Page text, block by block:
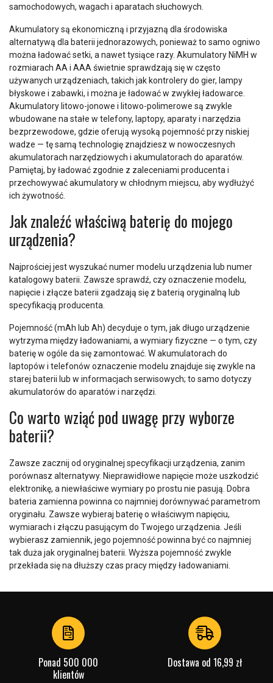
samochodowych, wagach i aparatach słuchowych.
Akumulatory są ekonomiczną i przyjazną dla środowiska
alternatywą dla baterii jednorazowych, ponieważ to samo ogniwo
można ładować setki, a nawet tysiące razy. Akumulatory NiMH w
rozmiarach AA i AAA świetnie sprawdzają się w często
używanych urządzeniach, takich jak kontrolery do gier, lampy
błyskowe i zabawki, i można je ładować w zwykłej ładowarce.
Akumulatory litowo-jonowe i litowo-polimerowe są zwykle
wbudowane na stałe w telefony, laptopy, aparaty i narzędzia
bezprzewodowe, gdzie oferują wysoką pojemność przy niskiej
wadze — tę samą technologię znajdziesz w nowoczesnych
akumulatorach narzędziowych i akumulatorach do aparatów.
Pamiętaj, by ładować zgodnie z zaleceniami producenta i
przechowywać akumulatory w chłodnym miejscu, aby wydłużyć
ich żywotność.
Jak znaleźć właściwą baterię do mojego
urządzenia?
Najprościej jest wyszukać numer modelu urządzenia lub numer
katalogowy baterii. Zawsze sprawdź, czy oznaczenie modelu,
napięcie i złącze baterii zgadzają się z baterią oryginalną lub
specyfikacją producenta.
Pojemność (mAh lub Ah) decyduje o tym, jak długo urządzenie
wytrzyma między ładowaniami, a wymiary fizyczne — o tym, czy
baterię w ogóle da się zamontować. W akumulatorach do
laptopów i telefonów oznaczenie modelu znajduje się zwykle na
starej baterii lub w informacjach serwisowych; to samo dotyczy
akumulatorów do aparatów i narzędzi.
Co warto wziąć pod uwagę przy wyborze
baterii?
Zawsze zacznij od oryginalnej specyfikacji urządzenia, zanim
porównasz alternatywy. Nieprawidłowe napięcie może uszkodzić
elektronikę, a niewłaściwe wymiary po prostu nie pasują. Dobra
bateria zamienna powinna co najmniej dorównywać parametrom
oryginału. Zawsze wybieraj baterię o właściwym napięciu,
wymiarach i złączu pasującym do Twojego urządzenia. Jeśli
wybierasz zamiennik, jego pojemność powinna być co najmniej
tak duża jak oryginalnej baterii. Wyższa pojemność zwykle
przekłada się na dłuższy czas pracy między ładowaniami.
Ponad 500 000
klientów
Dostawa od 16,99 zł